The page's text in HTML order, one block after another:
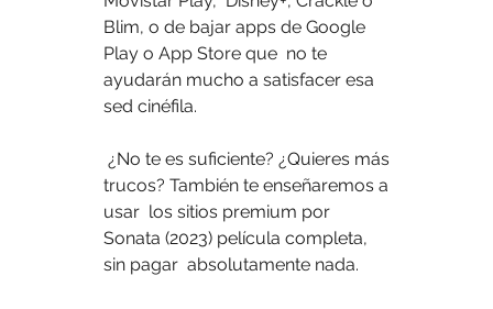
Blim, o de bajar apps de Google
Play o App Store que  no te
ayudarán mucho a satisfacer esa
sed cinéfila.
trucos? También te enseñaremos a
usar  los sitios premium por
Sonata (2023) película completa,
sin pagar  absolutamente nada.